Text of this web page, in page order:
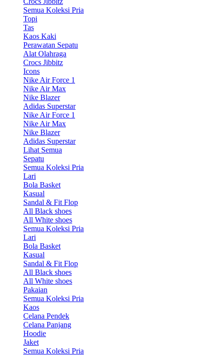
Semua Koleksi Pria
Topi
Tas
Kaos Kaki
Perawatan Sepatu
Alat Olahraga
Crocs Jibbitz
Icons
Nike Air Force 1
Nike Air Max
Nike Blazer
Adidas Superstar
Nike Air Force 1
Nike Air Max
Nike Blazer
Adidas Superstar
Lihat Semua
Sepatu
Semua Koleksi Pria
Lari
Bola Basket
Kasual
Sandal & Fit Flop
All Black shoes
All White shoes
Semua Koleksi Pria
Lari
Bola Basket
Kasual
Sandal & Fit Flop
All Black shoes
All White shoes
Pakaian
Semua Koleksi Pria
Kaos
Celana Pendek
Celana Panjang
Hoodie
Jaket
Semua Koleksi Pria